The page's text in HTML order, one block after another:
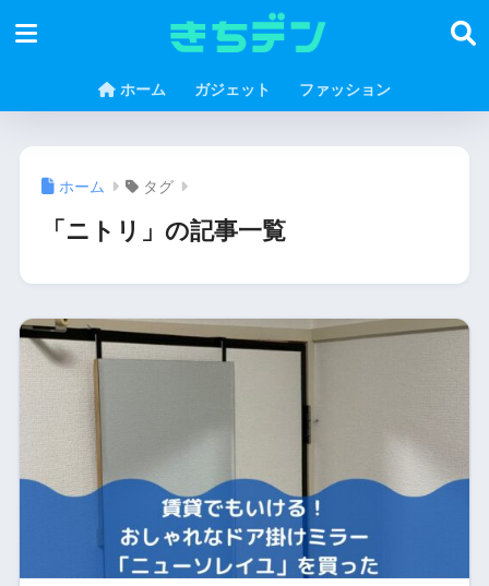
ホーム ガジェット ファッション
ホーム タグ
「ニトリ」の記事一覧